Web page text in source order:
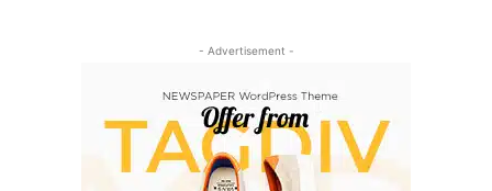
- Advertisement -